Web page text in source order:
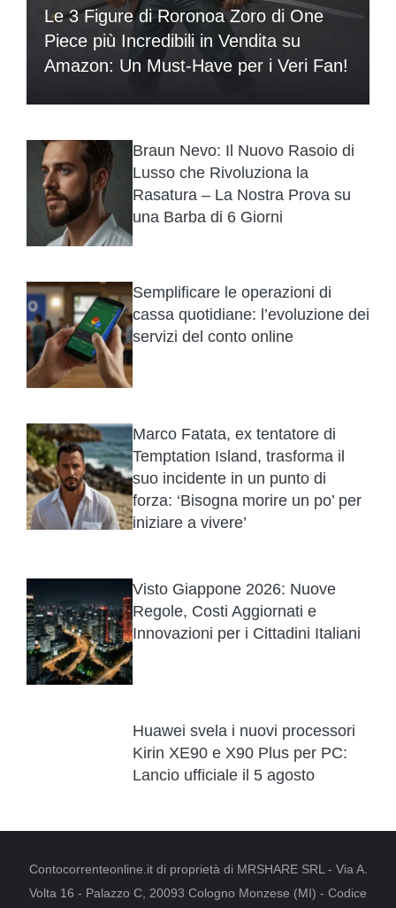
Le 3 Figure di Roronoa Zoro di One
Piece più Incredibili in Vendita su
Amazon: Un Must-Have per i Veri Fan!
Braun Nevo: Il Nuovo Rasoio di
Lusso che Rivoluziona la
Rasatura – La Nostra Prova su
una Barba di 6 Giorni
Semplificare le operazioni di
cassa quotidiane: l’evoluzione dei
servizi del conto online
Marco Fatata, ex tentatore di
Temptation Island, trasforma il
suo incidente in un punto di
forza: ‘Bisogna morire un po’ per
iniziare a vivere’
Visto Giappone 2026: Nuove
Regole, Costi Aggiornati e
Innovazioni per i Cittadini Italiani
Huawei svela i nuovi processori
Kirin XE90 e X90 Plus per PC:
Lancio ufficiale il 5 agosto
Contocorrenteonline.it di proprietà di MRSHARE SRL - Via A.
Volta 16 - Palazzo C, 20093 Cologno Monzese (MI) - Codice